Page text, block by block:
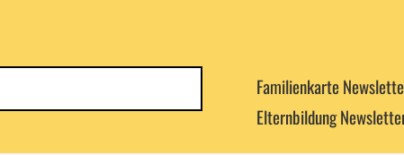
Newsletterkategorie
abonnieren
Familienkarte
Elternbildung